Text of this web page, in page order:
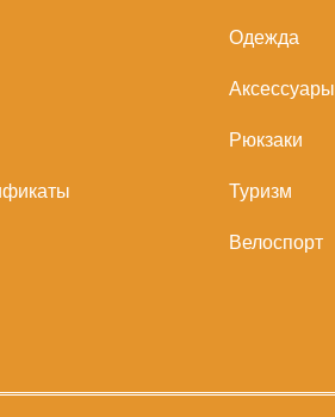
Одежда
Аксессуары
Рюкзаки
Туризм
Велоспорт